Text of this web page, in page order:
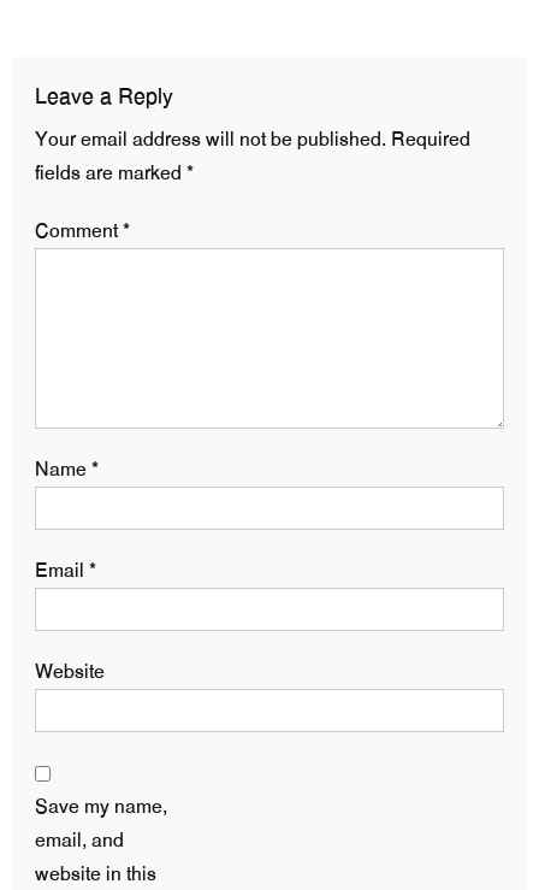
Leave a Reply
Your email address will not be published. Required
fields are marked *
Comment*
Name*
Email *
Website
Save my name,
email, and
website in this